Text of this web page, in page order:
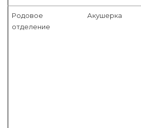
Родовое
отделение
Акушерка